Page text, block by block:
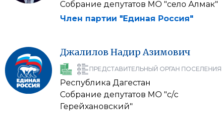
Собрание депутатов МО "село Алмак"
Член партии "Единая Россия"
Джалилов Надир Азимович
ПРЕДСТАВИТЕЛЬНЫЙ ОРГАН ПОСЕЛЕНИЯ
Республика Дагестан
Собрание депутатов МО "с/с
Герейхановский"